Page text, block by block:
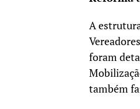
A
foram
também